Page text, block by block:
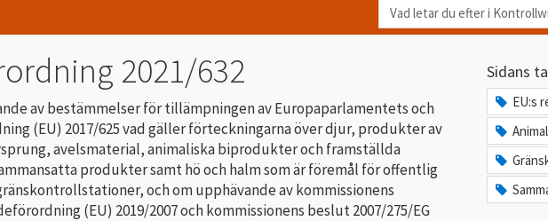
Vad
letar
i
Kontrollwiki?
2021/632
av bestämmelser för tillämpningen av Europaparlamentets och
(EU) 2017/625 vad gäller förteckningarna över djur, produkter av
avelsmaterial, animaliska biprodukter och framställda
produkter samt hö och halm som är föremål för offentlig
och om upphävande av kommissionens
(EU) 2019/2007 och kommissionens beslut 2007/275/EG
Sidans
EU:s